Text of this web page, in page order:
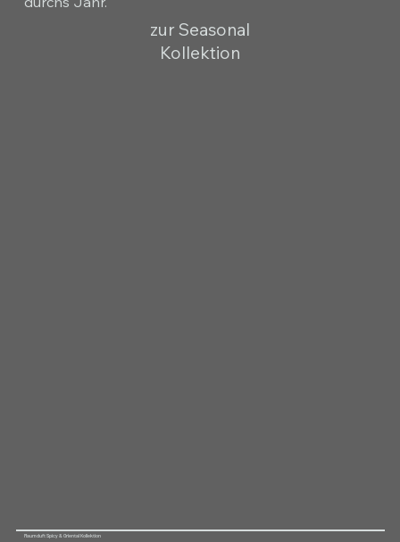
zur Seasonal
Kollektion
Raumduft Spicy & Oriental Kollektion